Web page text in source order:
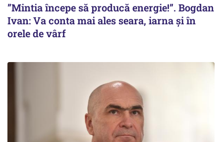
”Mintia începe să producă energie!”. Bogdan
Ivan: Va conta mai ales seara, iarna și în
orele de vârf